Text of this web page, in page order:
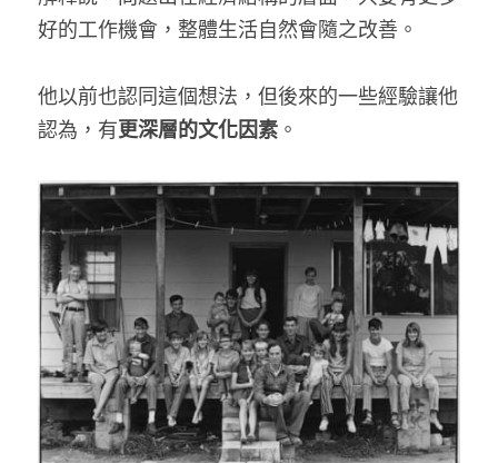
好的工作機會，整體生活自然會隨之改善。
他以前也認同這個想法，但後來的一些經驗讓他
認為，有更深層的文化因素 。